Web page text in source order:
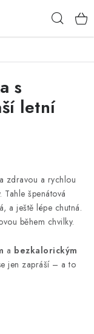
s
letní
zdravou a rychlou
špenátová
a ještě lépe chutná.
během chvilky.
a bezkalorickým
jen zapráší – a to